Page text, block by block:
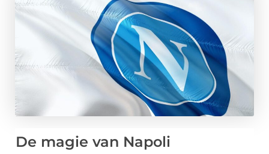
De magie van Napoli